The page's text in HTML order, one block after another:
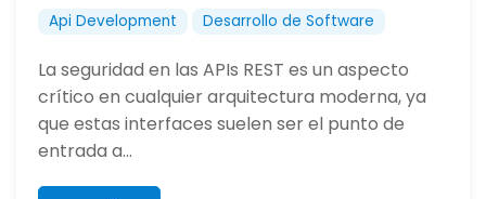
Api Development Desarrollo de Software
La seguridad en las APIs REST es un aspecto
crítico en cualquier arquitectura moderna, ya
que estas interfaces suelen ser el punto de
entrada a...